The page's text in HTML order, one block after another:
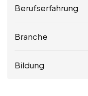
Berufserfahrung
Branche
Bildung